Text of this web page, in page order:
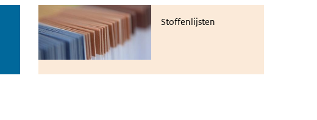
Stoffenlijsten
Stoffenlijsten